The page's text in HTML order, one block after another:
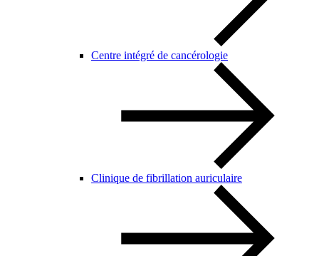
Centre intégré de cancérologie
Clinique de fibrillation auriculaire